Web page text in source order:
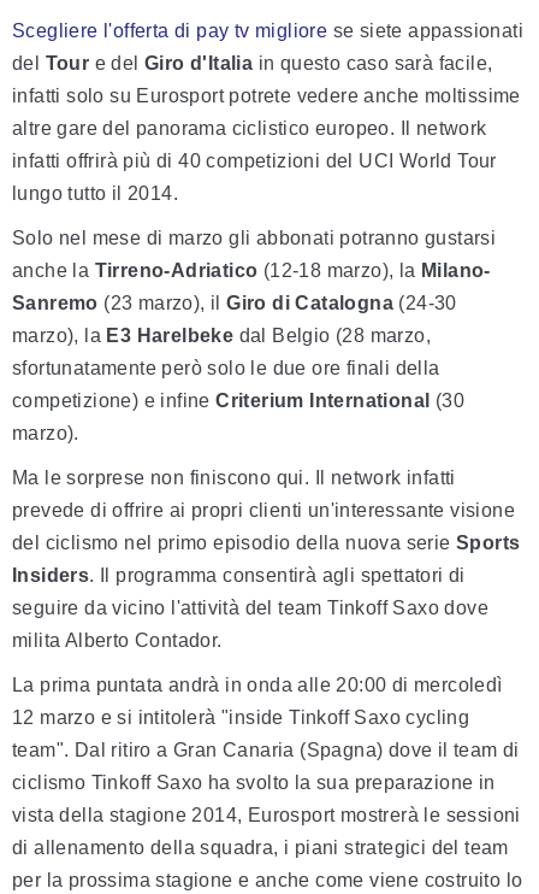
Scegliere l'offerta di pay tv migliore se siete appassionati
del Tour e delGiro d'Italia in questo caso sarà facile,
infatti solo su Eurosport potrete vedere anche moltissime
altre gare del panorama ciclistico europeo. Il network
infatti offrirà più di 40 competizioni del UCI World Tour
lungo tutto il 2014.
Solo nel mese di marzo gli abbonati potranno gustarsi
anche la Tirreno-Adriatico (12-18 marzo), la Milano-
Sanremo (23 marzo), ilGiro di Catalogna (24-30
marzo), la E3 Harelbeke dal Belgio (28 marzo,
sfortunatamente però solo le due ore finali della
competizione) e infineCriterium International (30
marzo).
Ma le sorprese non finiscono qui. Il network infatti
prevede di offrire ai propri clienti un'interessante visione
del ciclismo nel primo episodio della nuova serie Sports
Insiders. Il programma consentirà agli spettatori di
seguire da vicino l'attività del team Tinkoff Saxo dove
milita Alberto Contador.
La prima puntata andrà in onda alle 20:00 di mercoledì
12 marzo e si intitolerà "inside Tinkoff Saxo cycling
team". Dal ritiro a Gran Canaria (Spagna) dove il team di
ciclismo Tinkoff Saxo ha svolto la sua preparazione in
vista della stagione 2014, Eurosport mostrerà le sessioni
di allenamento della squadra, i piani strategici del team
per la prossima stagione e anche come viene costruito lo